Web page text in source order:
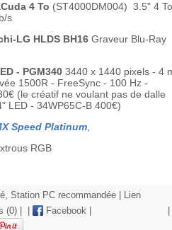
4 To (ST4000DM004) 3.5" 4
s
LG HLDS BH16 Graveur Blu-Ray
- PGM340 3440 x 1440 pixels - 4
1500R - FreeSync - 100 Hz -
(le créatif ne voulant pas de dalle
LED - 34WP65C-B 400€)
Speed Platinum
RGB
, Station PC recommandée
Lien
(0) Facebook